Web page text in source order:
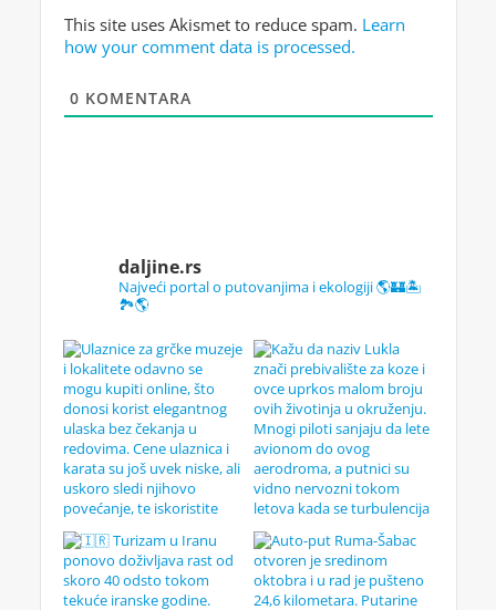
This site uses Akismet to reduce spam. Learn
how your comment data is processed.
0 KOMENTARA
daljine.rs
Najveći portal o putovanjima i ekologiji 🌎🏰🏝️
🏞️🌎